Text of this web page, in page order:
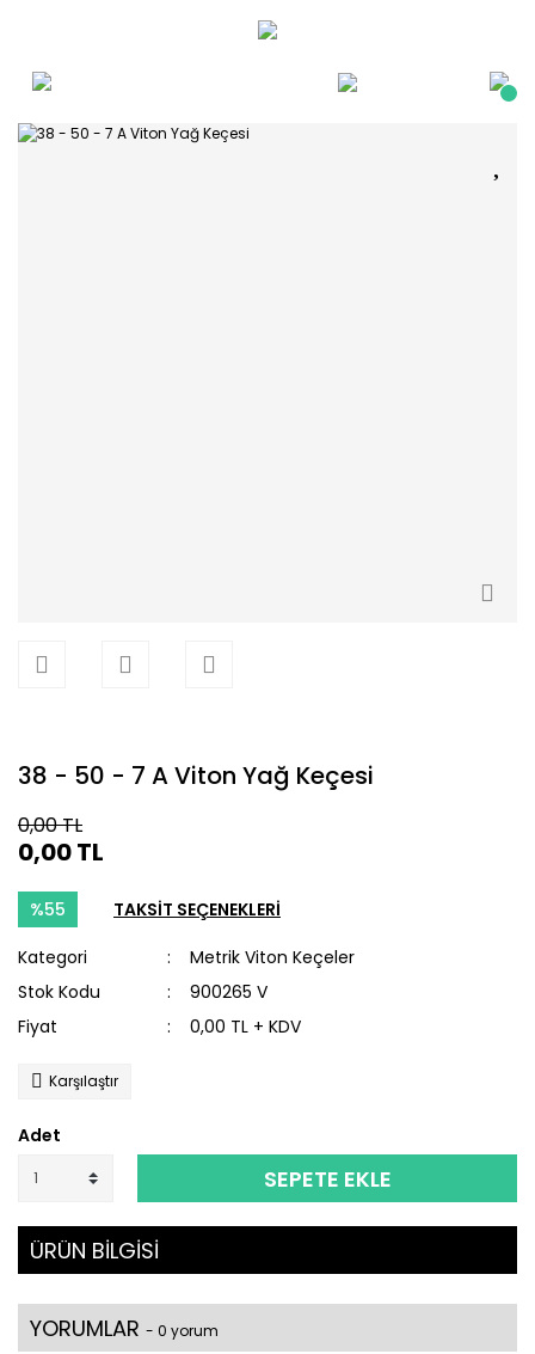
38 - 50 - 7 A Viton Yağ Keçesi
0,00 TL
0,00 TL
%55 TAKSİT SEÇENEKLERİ
Kategori
Metrik Viton Keçeler
Stok Kodu
900265 V
Fiyat
0,00 TL + KDV
Karşılaştır
Adet
SEPETE EKLE
ÜRÜN BİLGİSİ
YORUMLAR - 0 yorum